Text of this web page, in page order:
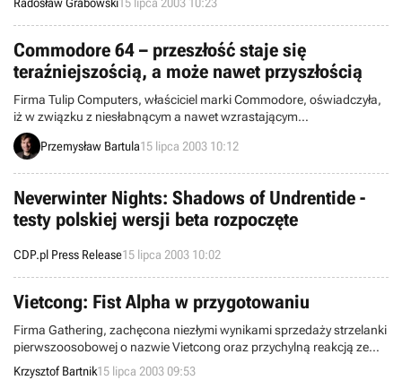
premiera nastąpi prawdopodobnie za około sześćdziesiąt dni),
edycja pierwotna ugruntowuje swój status bestsellera.
Commodore 64 – przeszłość staje się
teraźniejszością, a może nawet przyszłością
Firma Tulip Computers, właściciel marki Commodore, oświadczyła,
iż w związku z niesłabnącym a nawet wzrastającym
zainteresowaniem od dawna nie produkowanym komputerem 8-
bitowym Commodore 64 (C64) zamierza wskrzesić tą niegdyś
tego komputera oraz 6 tysięcy gier dedykowanych tej platformie
sprzętowej, czemu więc nie czerpać z tego korzyści i nie rozwijać tej
Przemysław Bartula15 lipca 2003 10:12
Neverwinter Nights: Shadows of Undrentide -
testy polskiej wersji beta rozpoczęte
CDP.pl Press Release15 lipca 2003 10:02
Vietcong: Fist Alpha w przygotowaniu
Firma Gathering, zachęcona niezłymi wynikami sprzedaży strzelanki
pierwszoosobowej o nazwie Vietcong oraz przychylną reakcją ze
strony „branżowych” recenzentów i samych fanów, postanowiła
wypuścić na rynek oficjalne rozszerzenie omawianej produkcji,
Krzysztof Bartnik15 lipca 2003 09:53